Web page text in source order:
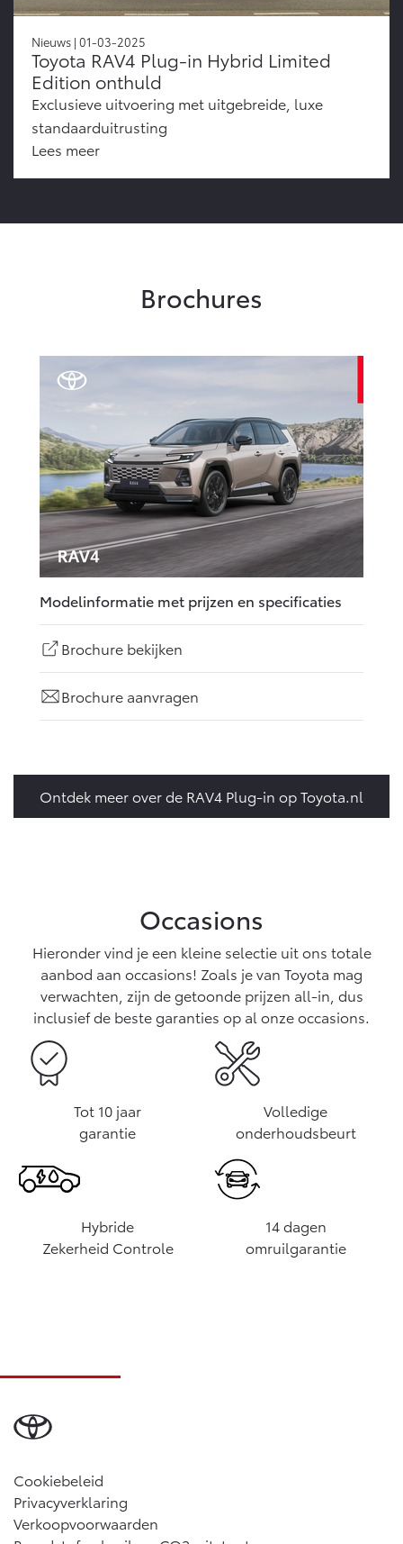
Nieuws | 01-03-2025
Toyota RAV4 Plug-in Hybrid Limited
Edition onthuld
Exclusieve uitvoering met uitgebreide, luxe
standaarduitrusting
Lees meer
Brochures
Modelinformatie met prijzen en specificaties
Brochure bekijken
Brochure aanvragen
Ontdek meer over de RAV4 Plug-in op Toyota.nl
Occasions
Hieronder vind je een kleine selectie uit ons totale
aanbod aan occasions! Zoals je van Toyota mag
verwachten, zijn de getoonde prijzen all-in, dus
inclusief de beste garanties op al onze occasions.
Tot 10 jaar
garantie
Volledige
onderhoudsbeurt
Hybride
Zekerheid Controle
14 dagen
omruilgarantie
Cookiebeleid
Privacyverklaring
Verkoopvoorwaarden